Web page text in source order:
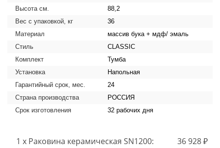
Высота см.
88,2
Вес с упаковкой, кг
36
Материал
массив бука + мдф/ эмаль
Стиль
CLASSIC
Комплект
Тумба
Установка
Напольная
Гарантийный срок, мес.
24
Страна производства
РОССИЯ
Срок изготовления
32 рабочих дня
1 x Раковина керамическая SN1200:
36 928 ₽